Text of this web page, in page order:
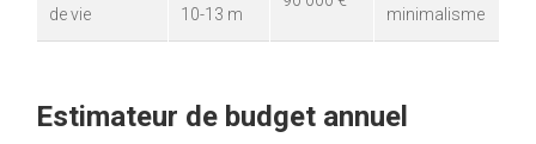
de vie
10-13 m
minimalisme
Estimateur de budget annuel